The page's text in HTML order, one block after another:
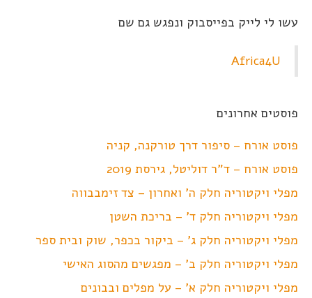
עשו לי לייק בפייסבוק ונפגש גם שם
Africa4U
פוסטים אחרונים
פוסט אורח – סיפור דרך טורקנה, קניה
פוסט אורח – ד"ר דוליטל, גירסת 2019
מפלי ויקטוריה חלק ה' ואחרון – צד זימבבווה
מפלי ויקטוריה חלק ד' – בריכת השטן
מפלי ויקטוריה חלק ג' – ביקור בכפר, שוק ובית ספר
מפלי ויקטוריה חלק ב' – מפגשים מהסוג האישי
מפלי ויקטוריה חלק א' – על מפלים ובבונים